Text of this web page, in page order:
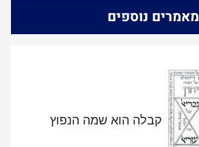
מאמרים נוספים
קבלה הוא שמה הנפוץ